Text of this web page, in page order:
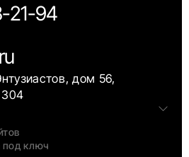
21-94
дом 56,
304
под ключ